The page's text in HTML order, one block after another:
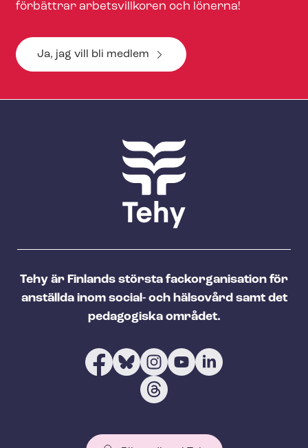
förbättrar arbetsvillkoren och lönerna!
Ja, jag vill bli medlem
Tehy är Finlands största fackorganisation för
anställda inom social- och hälsovård samt det
pedagogiska området.